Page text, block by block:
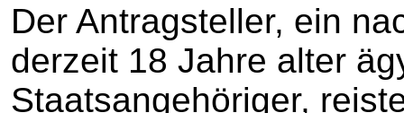
Der Antragsteller, ein
derzeit 18 Jahre alter
Staatsangehöriger,